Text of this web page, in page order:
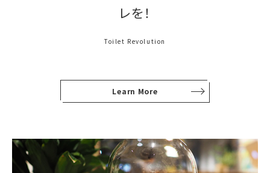
レを！
Toilet Revolution
Learn More